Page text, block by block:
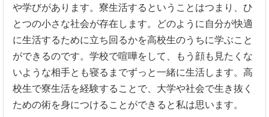
や学びがあります。寮生活するということはつまり、ひ
とつの小さな社会が存在します。どのように自分が快適
に生活するために立ち回るかを高校生のうちに学ぶこと
ができるのです。学校で喧嘩をして、もう顔も見たくな
いような相手とも寝るまでずっと一緒に生活します。高
校生で寮生活を経験することで、大学や社会で生き抜く
ための術を身につけることができると私は思います。